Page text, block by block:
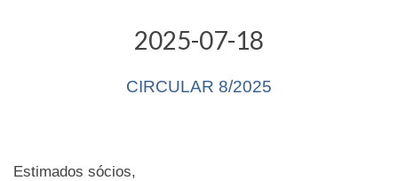
2025-07-18
CIRCULAR 8/2025
Estimados sócios,